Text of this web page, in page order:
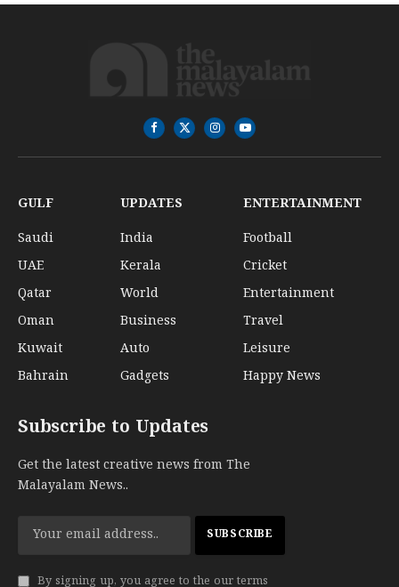
Facebook
X
(Twitter)
InstagramYouTube
GULF
Saudi
UAE
Qatar
Oman
Kuwait
Bahrain
UPDATES
India
Kerala
World
Business
Auto
Gadgets
ENTERTAINMENT
Football
Cricket
Entertainment
Travel
Leisure
Happy News
Subscribe to Updates
Get the latest creative news from The
Malayalam News..
By signing up, you agree to the our terms